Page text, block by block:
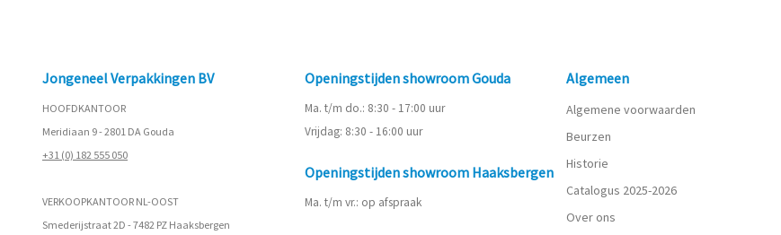
Jongeneel Verpakkingen BV
HOOFDKANTOOR
Meridiaan 9 - 2801 DA Gouda
+31 (0) 182 555 050
VERKOOPKANTOOR NL-OOST
Smederijstraat 2D - 7482 PZ Haaksbergen
Openingstijden showroom Gouda
Ma. t/m do.: 8:30 - 17:00 uur
Vrijdag: 8:30 - 16:00 uur
Openingstijden showroom Haaksbergen
Ma. t/m vr.: op afspraak
Algemeen
Algemene voorwaarden
Beurzen
Historie
Catalogus 2025-2026
Over ons